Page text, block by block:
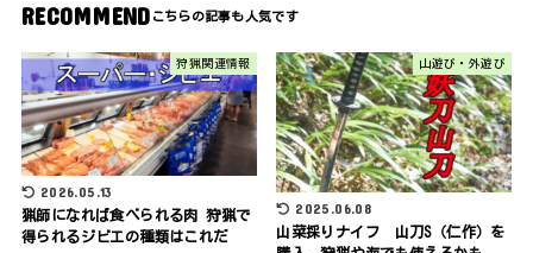
RECOMMEND
狩猟関連情報
2026.05.13
猟師になれば食べられる肉 狩猟で
得られるジビエの種類はこれだ
山遊び・外遊び
2025.06.08
山菜採りナイフ 山刀S（仁作）を